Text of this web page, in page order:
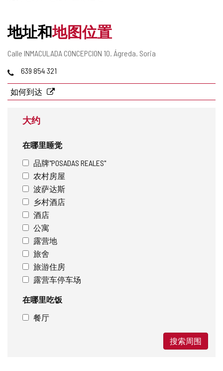
地址和地图位置
邮
地
址
Calle INMACULADA CONCEPCION 10. Ágreda. Soria
电
639 854 321
如何到达
大约
在哪里睡觉
品牌"POSADAS REALES"
农村房屋
波萨达斯
乡村酒店
酒店
公寓
露营地
旅舍
旅游住房
露营车停车场
在哪里吃饭
餐厅
搜索周围